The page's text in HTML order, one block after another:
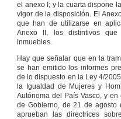
el anexo I; y la cuarta dispone
vigor de la disposición. El
que han de utilizarse en
Anexo II, los distintivos
inmuebles.
Hay que señalar que en la
se han emitido los informes
de lo dispuesto en la Ley 4/
la Igualdad de Mujeres y
Autónoma del País Vasco, y
de Gobierno, de 21 de agosto
aprueban las directrices